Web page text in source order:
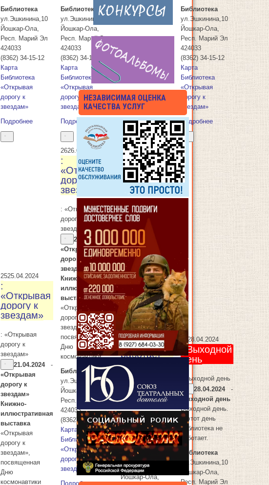
Библиотека
ул.Эшкинина,10
Йошкар-Ола,
Респ. Марий Эл
424033
(8362) 34-15-12
Карта
Библиотека
«Открывая
дорогу к
звездам»
Подробнее
Библиотека
ул.Эшкинина,10
Йошкар-Ола,
Респ. Марий Эл
424033
(8362) 34-15-12
Карта
Библиотека
«Открывая
дорогу к
звездам»
Подробнее
Библиотека
ул.Эшкинина,10
Йошкар-Ола,
Респ. Марий Эл
424033
(8362) 34-15-12
Карта
Библиотека
«Открывая
дорогу к
звездам»
Подробнее
2525.04.2024
:
«Открывая
дорогу к
звездам»
: «Открывая
дорогу к
звездам»
21.04.2024
-
«Открывая
дорогу к
звездам»
Книжно-
иллюстративная
выставка
«Открывая
дорогу к
звездам»,
посвященная
Дню
космонавтики
2626.04.2024
:
«Открывая
дорогу к
звездам»
: «Открывая
дорогу к
звездам»
21.04.2024
«Открывая
дорогу к
звездам»
Книжно-
иллюстративная
выставка
«Открывая
дорогу к
звездам»,
посвященная
Дню
космонавтики
Библиотека
ул.Эшкинина,10
Йошкар-Ола
Респ. Марий Эл
424033
(8362) 34-15-12
Карта
Библиотека
«Открывая
дорогу к
звездам»
Подробнее
2727.04.2024
:
Библиотека
работает
: Библиотека
работает
26.04.2024
-
Библиотека
работает
Библиотека
работает с 9:00
до 16:00
Библиотека
ул.Эшкинина,10
Йошкар-Ола,
28.04.2024
: Выходной
день
: Выходной день
28.04.2024
-
Выходной день
Выходной день.
В этот день
библиотека не
работает.
Библиотека
ул.Эшкинина,10
Йошкар-Ола,
Респ. Марий Эл
НЕЗАВИСИМАЯ ОЦЕНКА
КАЧЕСТВА УСЛУГ